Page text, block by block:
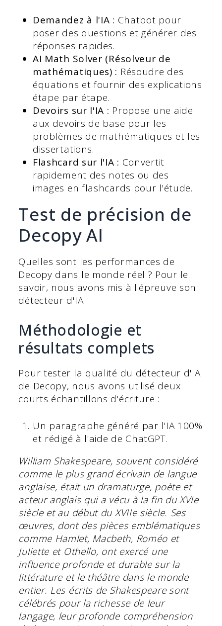
Demandez à l'IA : Chatbot pour
poser des questions et générer des
réponses rapides.
AI Math Solver (Résolveur de
mathématiques) : Résoudre des
équations et fournir des explications
étape par étape.
Devoirs sur l'IA : Propose une aide
aux devoirs de base pour les
problèmes de mathématiques et les
dissertations.
Flashcard sur l'IA : Convertit
rapidement des notes ou des
images en flashcards pour l'étude.
Test de précision de
Decopy AI
Quelles sont les performances de
Decopy dans le monde réel ? Pour le
savoir, nous avons mis à l'épreuve son
détecteur d'IA.
Méthodologie et
résultats complets
Pour tester la qualité du détecteur d'IA
de Decopy, nous avons utilisé deux
courts échantillons d'écriture :
Un paragraphe généré par l'IA 100%
et rédigé à l'aide de ChatGPT.
William Shakespeare, souvent considéré
comme le plus grand écrivain de langue
anglaise, était un dramaturge, poète et
acteur anglais qui a vécu à la fin du XVIe
siècle et au début du XVIIe siècle. Ses
œuvres, dont des pièces emblématiques
comme Hamlet, Macbeth, Roméo et
Juliette et Othello, ont exercé une
influence profonde et durable sur la
littérature et le théâtre dans le monde
entier. Les écrits de Shakespeare sont
célébrés pour la richesse de leur
langage, leur profonde compréhension